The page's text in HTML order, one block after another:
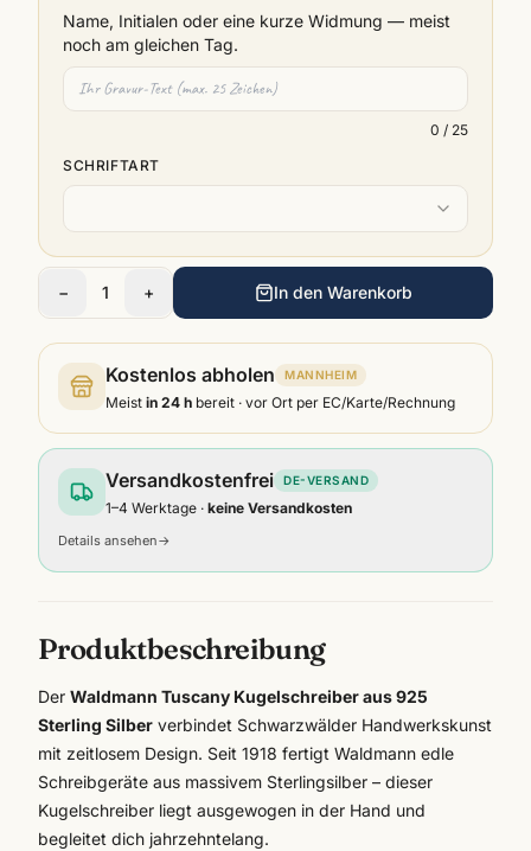
Name, Initialen oder eine kurze Widmung — meist
noch am gleichen Tag.
0 / 25
SCHRIFTART
− 1 + In den Warenkorb
Kostenlos abholen MANNHEIM
Meist in 24 h bereit · vor Ort per EC/Karte/Rechnung
Versandkostenfrei DE-VERSAND
1–4 Werktage · keine Versandkosten
Details ansehen→
Produktbeschreibung
Der Waldmann Tuscany Kugelschreiber aus 925
Sterling Silber verbindet Schwarzwälder Handwerkskunst
mit zeitlosem Design. Seit 1918 fertigt Waldmann edle
Schreibgeräte aus massivem Sterlingsilber – dieser
Kugelschreiber liegt ausgewogen in der Hand und
begleitet dich jahrzehntelang.